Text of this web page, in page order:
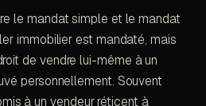
le mandat simple et le mandat
immobilier est mandaté, mais
de vendre lui-même à un
personnellement. Souvent
à un vendeur réticent à